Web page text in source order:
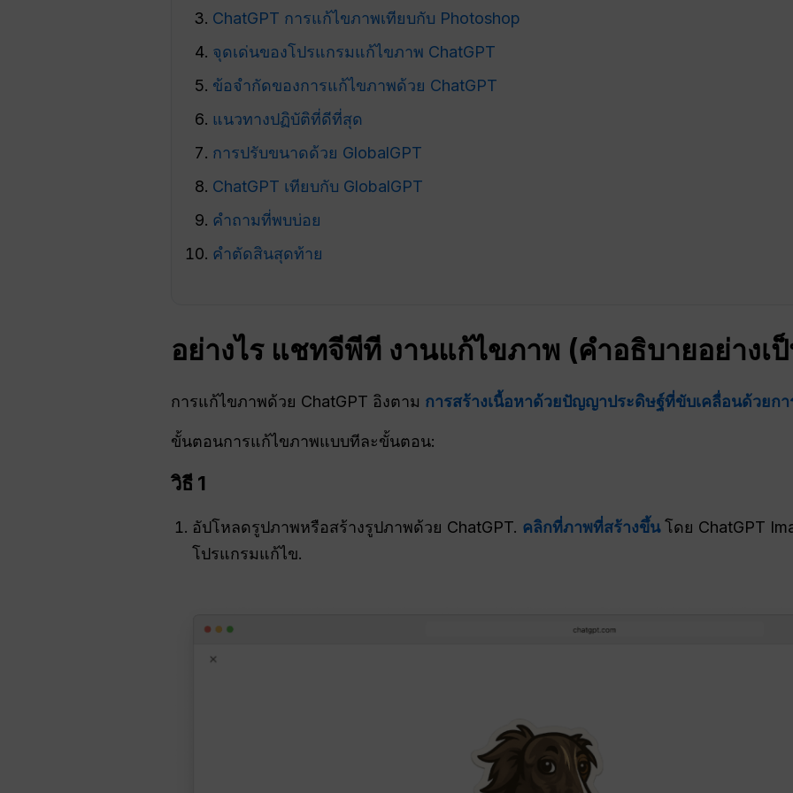
ChatGPT การแก้ไขภาพเทียบกับ Photoshop
จุดเด่นของโปรแกรมแก้ไขภาพ ChatGPT
ข้อจำกัดของการแก้ไขภาพด้วย ChatGPT
แนวทางปฏิบัติที่ดีที่สุด
การปรับขนาดด้วย GlobalGPT
ChatGPT เทียบกับ GlobalGPT
คำถามที่พบบ่อย
คำตัดสินสุดท้าย
อย่างไร แชทจีพีที งานแก้ไขภาพ (คำอธิบายอย่างเ
การแก้ไขภาพด้วย ChatGPT อิงตาม การสร้างเนื้อหาด้วยปัญญาประดิษฐ์ที่ขับเคลื่อนด้วยกา
ขั้นตอนการแก้ไขภาพแบบทีละขั้นตอน:
วิธี 1
อัปโหลดรูปภาพหรือสร้างรูปภาพด้วย ChatGPT. คลิกที่ภาพที่สร้างขึ้นโดย ChatGPT
โปรแกรมแก้ไข.